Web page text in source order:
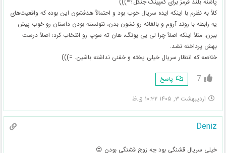
کلاً به نظرم با اینکه ایده سریال خوب بود و احتمالاً هدفشون این بوده که واقعیت‌های
یه رابطه با روند آروم و بالغانه رو نشون بدن، نتونسته بودن داستان رو خوب پیش
ببرن. مثلاً اینکه اصلاً چرا لی یی یونگ، هان ته سوپ رو انتخاب کرد؛ اصلاً درست
بهش پرداخته نشد.
خلاصه که انتظار سریال خیلی پخته و خفنی نداشته باشین. =)))
7 پاسخ
اردیبهشت ۳, ۱۴۰۵ ۱۰:۳۲ ق.ظ
Deniz
خیلی سریال قشنگی بود چه زوج قشنگی بودن 😍